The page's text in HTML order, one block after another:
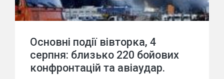
Основні події вівторка, 4
серпня: близько 220 бойових
конфронтацій та авіаудар.